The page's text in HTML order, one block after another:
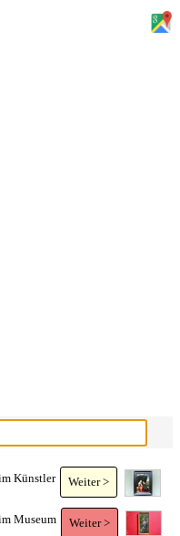
Künstler Weiter >
Museum Weiter >